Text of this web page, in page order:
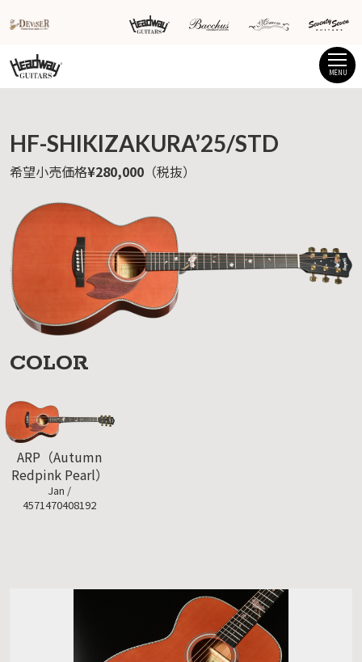
MENU
HF-SHIKIZAKURA’25/STD
希望小売価格¥280,000 （税抜）
COLOR
ARP（Autumn
Redpink Pearl）
Jan /
4571470408192